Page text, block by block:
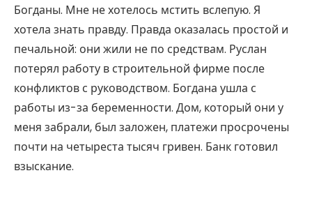
Богданы. Мне не хотелось мстить вслепую. Я
хотела знать правду. Правда оказалась простой и
печальной: они жили не по средствам. Руслан
потерял работу в строительной фирме после
конфликтов с руководством. Богдана ушла с
работы из-за беременности. Дом, который они у
меня забрали, был заложен, платежи просрочены
почти на четыреста тысяч гривен. Банк готовил
взыскание.